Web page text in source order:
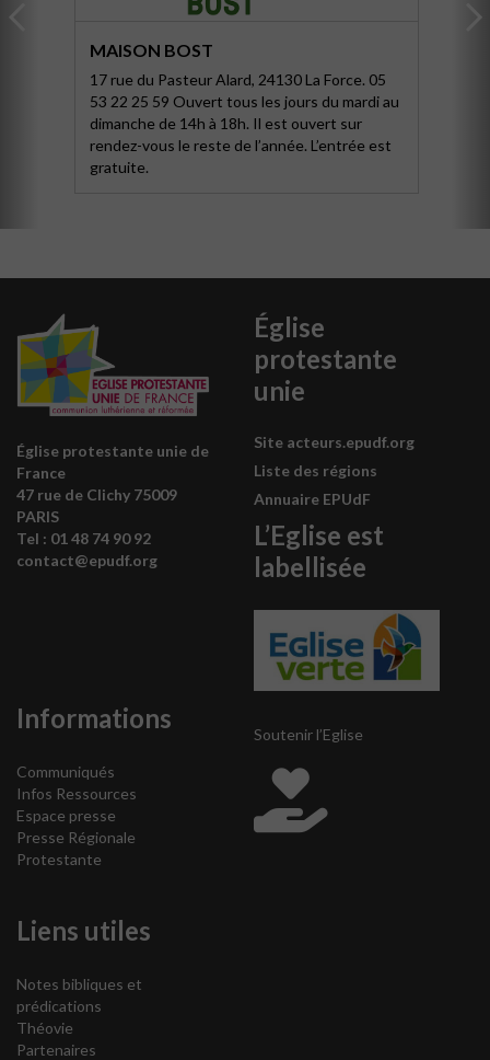
MAISON BOST
17 rue du Pasteur Alard, 24130 La Force. 05
53 22 25 59 Ouvert tous les jours du mardi au
dimanche de 14h à 18h. Il est ouvert sur
rendez-vous le reste de l’année. L’entrée est
gratuite.
Église protestante unie de
France
47 rue de Clichy 75009
PARIS
Tel : 01 48 74 90 92
contact@epudf.org
Église
protestante
unie
Site acteurs.epudf.org
Liste des régions
Annuaire EPUdF
L’Eglise est
labellisée
Informations
Communiqués
Infos Ressources
Espace presse
Presse Régionale
Protestante
Liens utiles
Notes bibliques et
prédications
Théovie
Partenaires
Soutenir l’Eglise